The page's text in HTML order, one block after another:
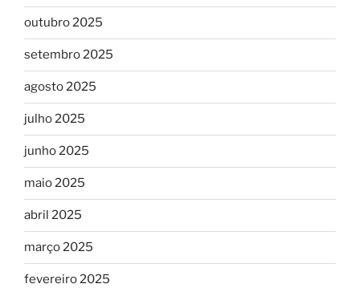
outubro 2025
setembro 2025
agosto 2025
julho 2025
junho 2025
maio 2025
abril 2025
março 2025
fevereiro 2025